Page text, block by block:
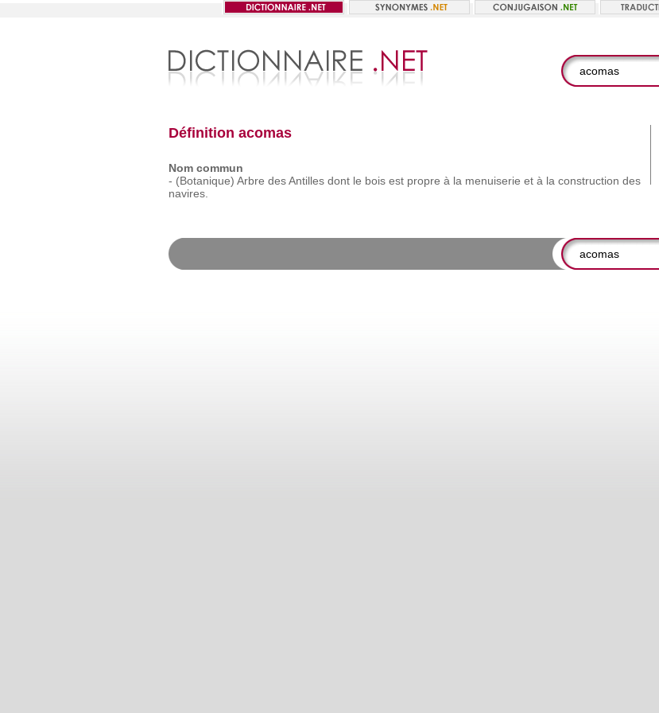
Définition acomas
Nom commun
- (Botanique) Arbre des Antilles dont le bois est propre à la menuiserie et à la construction des
navires.